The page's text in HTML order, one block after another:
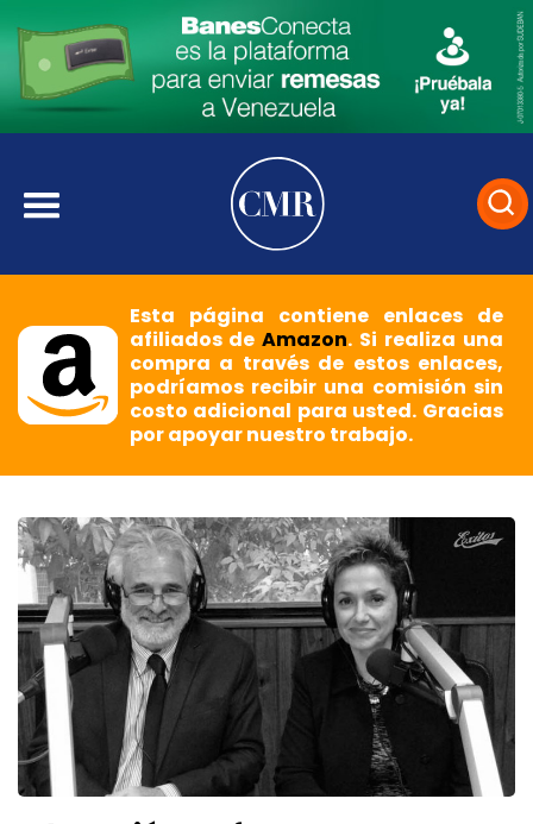
Esta página contiene enlaces de
afiliados deAmazon. Si realiza una
compra a través de estos enlaces,
podríamos recibir una comisión sin
costo adicional para usted. Gracias
por apoyar nuestro trabajo.